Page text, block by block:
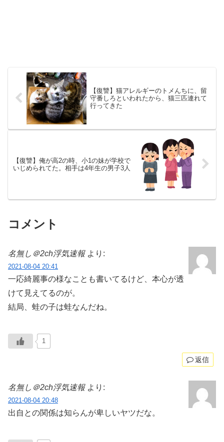
【復讐】猫アレルギーのトメんちに、留
守番しろといわれたから、猫三匹連れて
行ってきた
【復讐】俺が高2の時、小1の妹が学校で
いじめられてた。相手は4年生の男子3人
コメント
名無し＠2ch浮気速報 より:
2021-08-04 20:41
一応綺麗事の様なことも書いてるけど、本心が透
けて見えてるのが。
結局、蛙の子は蛙なんだね。
1
返信
名無し＠2ch浮気速報 より:
2021-08-04 20:48
出自との関係は知らんが卑しいヤツだな。